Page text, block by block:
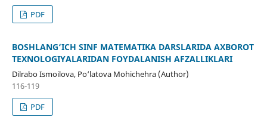
PDF
BOSHLANG‘ICH SINF MATEMATIKA DARSLARIDA AXBOROT
TEXNOLOGIYALARIDAN FOYDALANISH AFZALLIKLARI
Dilrabo Ismoilova, Po‘latova Mohichehra (Author)
116-119
PDF